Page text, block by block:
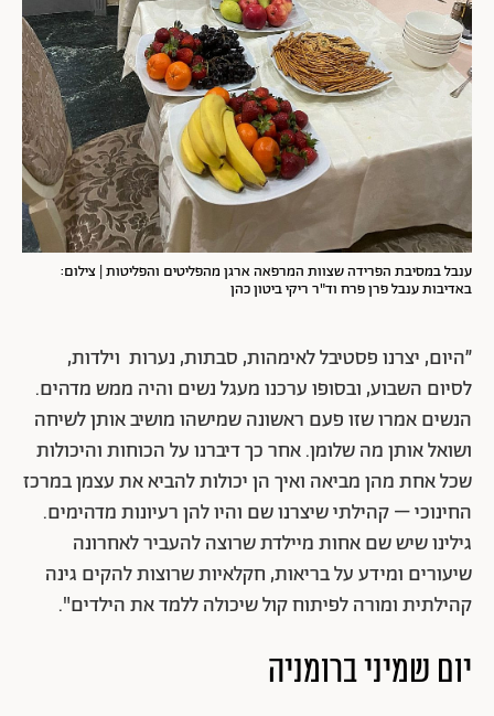
ענבל במסיבת הפרידה שצוות המרפאה ארגן מהפליטים והפליטות | צילום:
באדיבות ענבל פרן פרח וד"ר ריקי ביטון כהן
״היום, יצרנו פסטיבל לאימהות, סבתות, נערות וילדות,
לסיום השבוע, ובסופו ערכנו מעגל נשים והיה ממש מדהים.
הנשים אמרו שזו פעם ראשונה שמישהו מושיב אותן לשיחה
ושואל אותן מה שלומן. אחר כך דיברנו על הכוחות והיכולות
שכל אחת מהן מביאה ואיך הן יכולות להביא את עצמן במרכז
החינוכי – קהילתי שיצרנו שם והיו להן רעיונות מדהימים.
גילינו שיש שם אחות מיילדת שרוצה להעביר לאחרונה
שיעורים ומידע על בריאות, חקלאיות שרוצות להקים גינה
קהילתית ומורה לפיתוח קול שיכולה ללמד את הילדים".
יום שמיני ברומניה